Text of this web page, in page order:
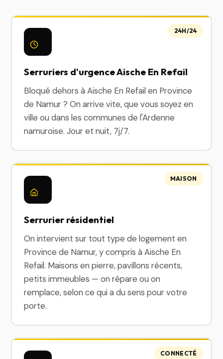
Serruriers d'urgence Aische En Refail
Bloqué dehors à Aische En Refail en Province
de Namur ? On arrive vite, que vous soyez en
ville ou dans les communes de l'Ardenne
namuroise. Jour et nuit, 7j/7.
24H/24
Serrurier résidentiel
On intervient sur tout type de logement en
Province de Namur, y compris à Aische En
Refail. Maisons en pierre, pavillons récents,
petits immeubles — on répare ou on
remplace, selon ce qui a du sens pour votre
porte.
MAISON
CONNECTÉ